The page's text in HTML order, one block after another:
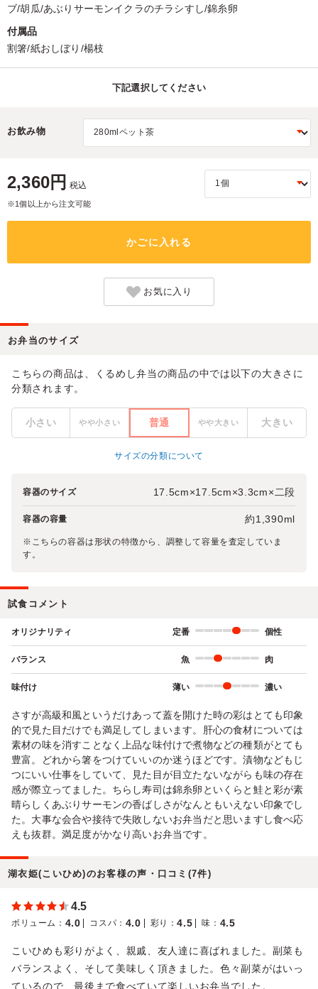
ブ/胡瓜/あぶりサーモンイクラのチラシすし/錦糸卵
付属品
割箸/紙おしぼり/楊枝
下記選択してください
お飲み物
2,360円 税込
※1個以上から注文可能
かごに入れる
お気に入り
お弁当のサイズ
こちらの商品は、くるめし弁当の商品の中では以下の大きさに
分類されます。
小さい やや小さい 普通 やや大きい 大きい
サイズの分類について
容器のサイズ 17.5cm×17.5cm×3.3cm×二段
容器の容量 約1,390ml
※こちらの容器は形状の特徴から、調整して容量を査定していま
す。
試食コメント
オリジナリティ 定番 個性
バランス 魚 肉
味付け 薄い 濃い
さすが高級和風というだけあって蓋を開けた時の彩はとても印象
的で見た目だけでも満足してしまいます。肝心の食材については
素材の味を消すことなく上品な味付けで煮物などの種類がとても
豊富。どれから箸をつけていいのか迷うほどです。漬物などもじ
つにいい仕事をしていて、見た目が目立たないながらも味の存在
感が際立ってました。ちらし寿司は錦糸卵といくらと鮭と彩が素
晴らしくあぶりサーモンの香ばしさがなんともいえない印象でし
た。大事な会合や接待で失敗しないお弁当だと思いますし食べ応
えも抜群。満足度がかなり高いお弁当です。
湖衣姫(こいひめ)のお客様の声・口コミ(7件)
4.5
ボリューム ： 4.0 コスパ ： 4.0 彩り ：4.5 味 ： 4.5
こいひめも彩りがよく、親戚、友人達に喜ばれました。副菜も
バランスよく、そして美味しく頂きました。色々副菜がはいっ
ているので、最後まで食べていて楽しいお弁当でした。